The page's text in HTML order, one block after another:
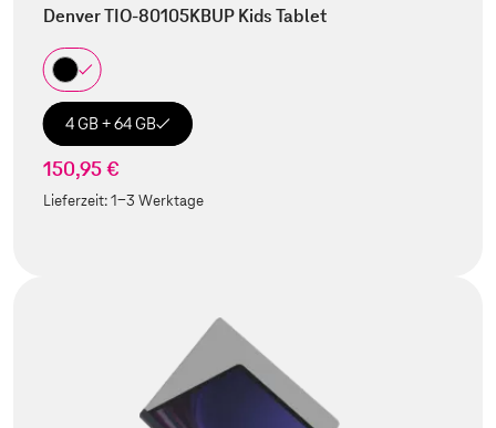
Denver TIO-80105KBUP Kids Tablet
4 GB + 64 GB
150,95 €
Lieferzeit:1-3 Werktage